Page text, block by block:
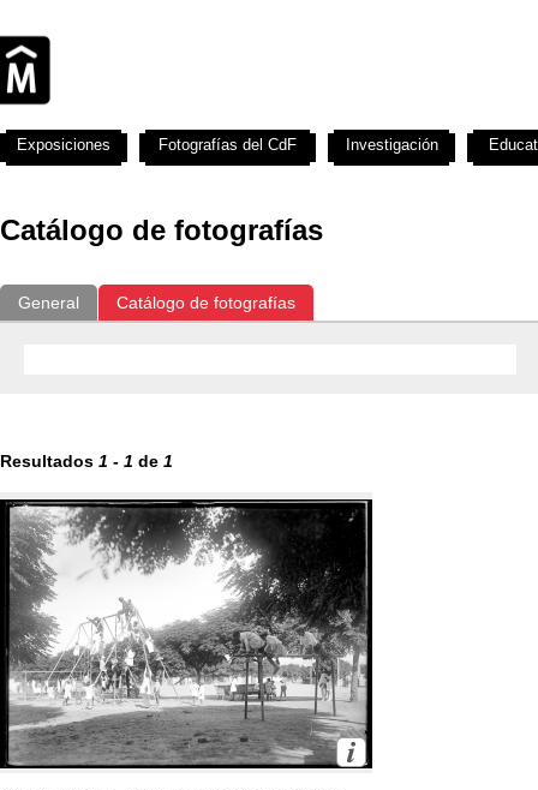
Catálogo de fotografías
General Catálogo de fotografías
Resultados 1 - 1 de 1
Exposiciones Fotografías del CdF Investigación